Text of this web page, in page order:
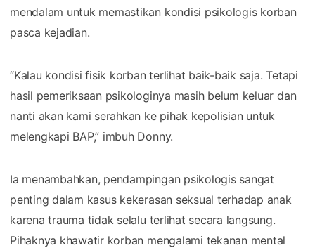
mendalam untuk memastikan kondisi psikologis korban
pasca kejadian.
“Kalau kondisi fisik korban terlihat baik-baik saja. Tetapi
hasil pemeriksaan psikologinya masih belum keluar dan
nanti akan kami serahkan ke pihak kepolisian untuk
melengkapi BAP,” imbuh Donny.
Ia menambahkan, pendampingan psikologis sangat
penting dalam kasus kekerasan seksual terhadap anak
karena trauma tidak selalu terlihat secara langsung.
Pihaknya khawatir korban mengalami tekanan mental